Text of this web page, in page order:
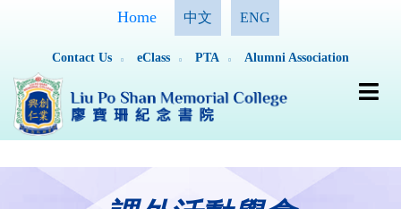
Home 中文 ENG
Contact Us eClass PTA Alumni Association